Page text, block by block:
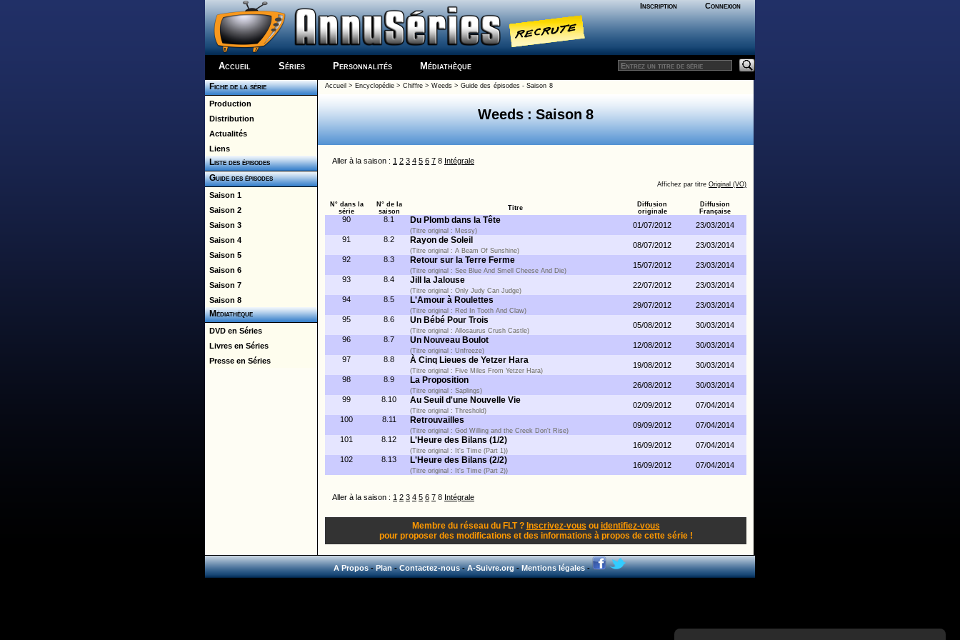
Inscription Connexion
Accueil Séries Personnalités Médiathèque
Fiche de la série
Production
Distribution
Actualités
Liens
Liste des épisodes
Guide des épisodes
Saison 1
Saison 2
Saison 3
Saison 4
Saison 5
Saison 6
Saison 7
Saison 8
Médiathèque
DVD en Séries
Livres en Séries
Presse en Séries
Accueil > Encyclopédie> Chiffre> Weeds> Guide des épisodes - Saison 8
Weeds : Saison 8
Aller à la saison : 1 2 3 4 5 6 7 8 Intégrale
Affichez par titre Original (VO)
N° dans la
série
N° de la
saison
Titre
Diffusion
originale
Diffusion
Française
90 8.1 Du Plomb dans la Tête
(Titre original : Messy)
01/07/2012
23/03/2014
91
8.2 Rayon de Soleil
(Titre original : A Beam Of Sunshine)
08/07/2012
23/03/2014
92
8.3 Retour sur la Terre Ferme
(Titre original : See Blue And Smell Cheese And Die)
15/07/2012
23/03/2014
93
8.4 Jill la Jalouse
(Titre original : Only Judy Can Judge)
22/07/2012
23/03/2014
94
8.5 L'Amour à Roulettes
(Titre original : Red In Tooth And Claw)
29/07/2012
23/03/2014
95
8.6 Un Bébé Pour Trois
(Titre original : Allosaurus Crush Castle)
05/08/2012
30/03/2014
96
8.7 Un Nouveau Boulot
(Titre original : Unfreeze)
12/08/2012
30/03/2014
97
8.8 À Cinq Lieues de Yetzer Hara
(Titre original : Five Miles From Yetzer Hara)
19/08/2012
30/03/2014
98
8.9 La Proposition
(Titre original : Saplings)
26/08/2012
30/03/2014
99
8.10 Au Seuil d'une Nouvelle Vie
(Titre original : Threshold)
02/09/2012
07/04/2014
100
8.11 Retrouvailles
(Titre original : God Willing and the Creek Don't Rise)
09/09/2012
07/04/2014
101
8.12 L'Heure des Bilans (1/2)
(Titre original : It's Time (Part 1))
16/09/2012
07/04/2014
102
8.13 L'Heure des Bilans (2/2)
(Titre original : It's Time (Part 2))
16/09/2012 07/04/2014
Aller à la saison : 1 2 3 4 5 6 7 8 Intégrale
Membre du réseau du FLT ? Inscrivez-vous ou identifiez-vous
pour proposer des modifications et des informations à propos de cette série !
A Propos-Plan-Contactez-nous-A-Suivre.org-Mentions légales-